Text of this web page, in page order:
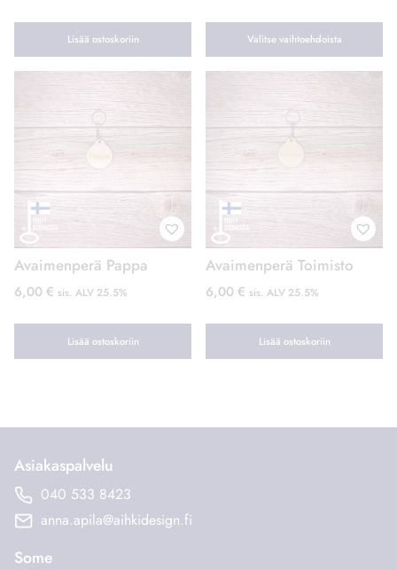
Lisää ostoskoriin Valitse vaihtoehdoista
Avaimenperä Pappa
6,00 € sis. ALV 25.5%
Lisää ostoskoriin
Avaimenperä Toimisto
6,00 € sis. ALV 25.5%
Lisää ostoskoriin
Asiakaspalvelu
040 533 8423
anna.apila@aihkidesign.fi
Some